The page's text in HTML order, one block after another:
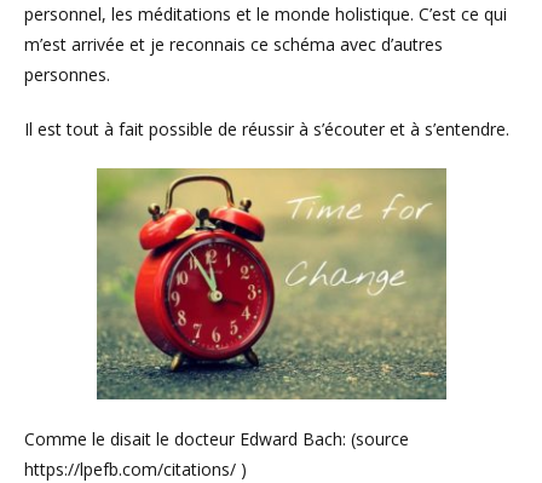
personnel, les méditations et le monde holistique. C’est ce qui
m’est arrivée et je reconnais ce schéma avec d’autres
personnes.
Il est tout à fait possible de réussir à s’écouter et à s’entendre.
Comme le disait le docteur Edward Bach: (source
https://lpefb.com/citations/ )